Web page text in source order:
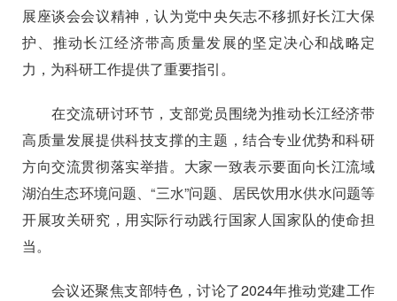
展座谈会会议精神，认为党中央矢志不移抓好长江大保
护、推动长江经济带高质量发展的坚定决心和战略定
力，为科研工作提供了重要指引。
在交流研讨环节，支部党员围绕为推动长江经济带
高质量发展提供科技支撑的主题，结合专业优势和科研
方向交流贯彻落实举措。大家一致表示要面向长江流域
湖泊生态环境问题、“三水”问题、居民饮用水供水问题等
开展攻关研究，用实际行动践行国家人国家队的使命担
当。
会议还聚焦支部特色，讨论了2024年推动党建工作